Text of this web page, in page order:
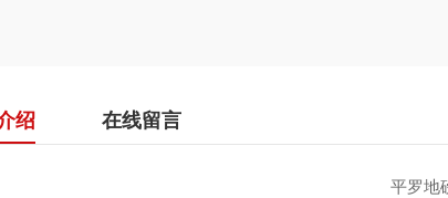
绍 在线留言
平罗地